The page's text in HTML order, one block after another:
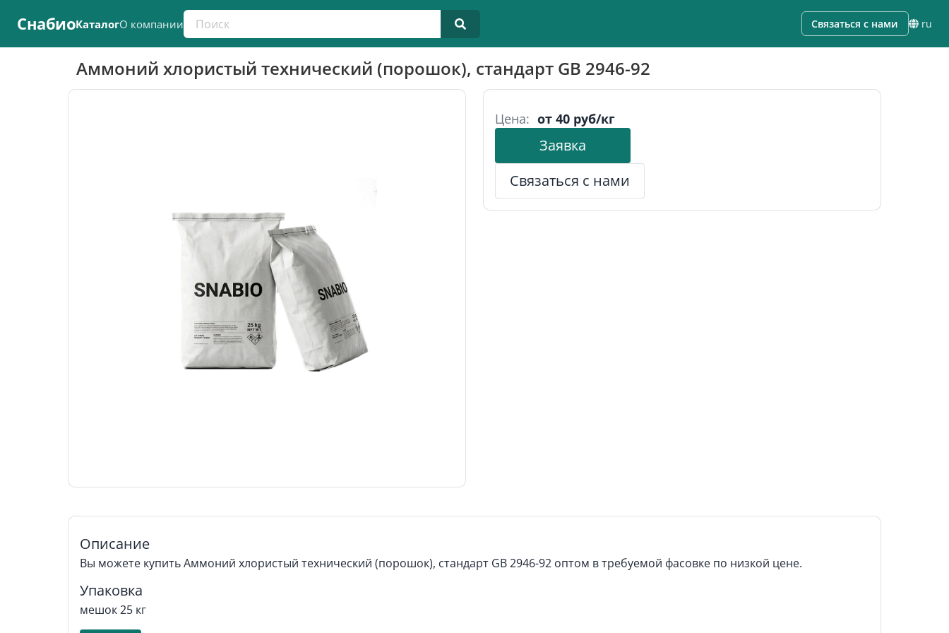
СнабиоКаталогО компанииПоиск по каталогу Связаться с нами ru
Аммоний хлористый технический (порошок), стандарт GB 2946-92
Цена: от 40 руб/кг
Заявка
Связаться с нами
Описание
Вы можете купить Аммоний хлористый технический (порошок), стандарт GB 2946-92 оптом в требуемой фасовке по низкой цене.
Упаковка
мешок 25 кг